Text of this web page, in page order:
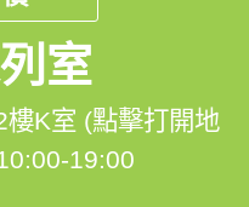
室
K室 (點擊打開地
19:00